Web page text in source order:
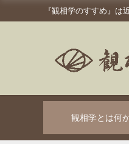
『観相学のすすめ』は
観相学とは何